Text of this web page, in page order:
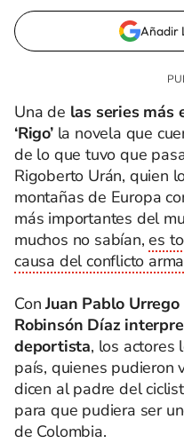
Añadir
Una de las series más
‘Rigo’ la novela que
de lo que tuvo que
Rigoberto Urán, quien
montañas de Europa
más importantes del
muchos no sabían,es
causa del conflicto
ConJuan Pablo
Robinsón Díaz
deportista, los actores
país, quienes pudieron
dicen al padre del
para que pudiera ser
de Colombia.